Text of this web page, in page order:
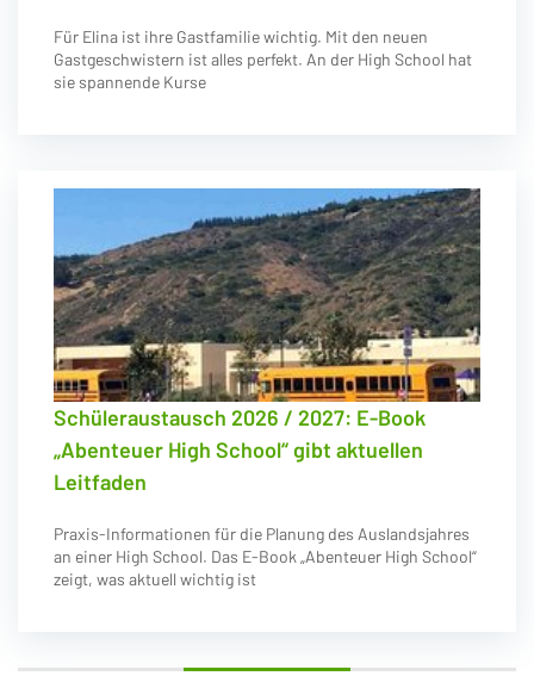
Für Elina ist ihre Gastfamilie wichtig. Mit den neuen
Gastgeschwistern ist alles perfekt. An der High School hat
sie spannende Kurse
Schüleraustausch 2026 / 2027: E-Book
„Abenteuer High School“ gibt aktuellen
Leitfaden
Praxis-Informationen für die Planung des Auslandsjahres
an einer High School. Das E-Book „Abenteuer High School“
zeigt, was aktuell wichtig ist